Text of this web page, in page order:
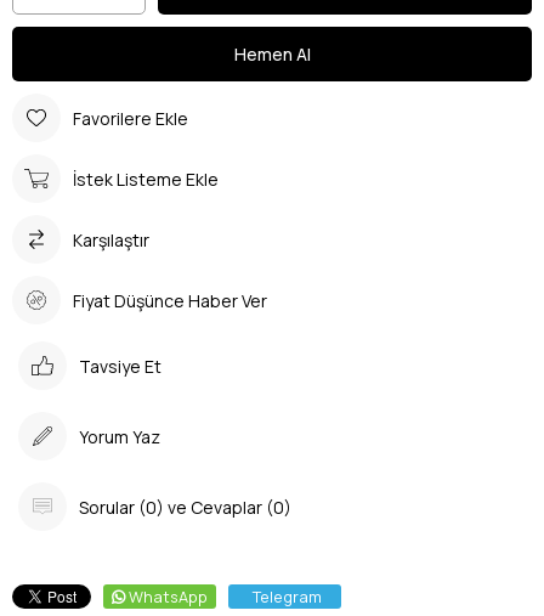
Favorilere Ekle
İstek Listeme Ekle
Karşılaştır
Fiyat Düşünce Haber Ver
Tavsiye Et
Yorum Yaz
Sorular (0) ve Cevaplar (0)
WhatsApp Telegram